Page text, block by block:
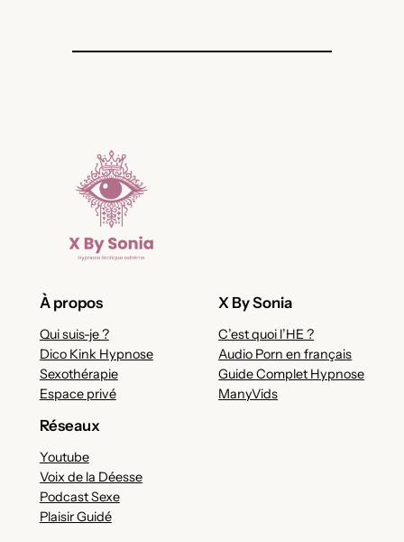
À propos
Qui suis-je ?
Dico Kink Hypnose
Sexothérapie
Espace privé
X By Sonia
C’est quoi l’HE ?
Audio Porn en français
Guide Complet Hypnose
ManyVids
Réseaux
Youtube
Voix de la Déesse
Podcast Sexe
Plaisir Guidé